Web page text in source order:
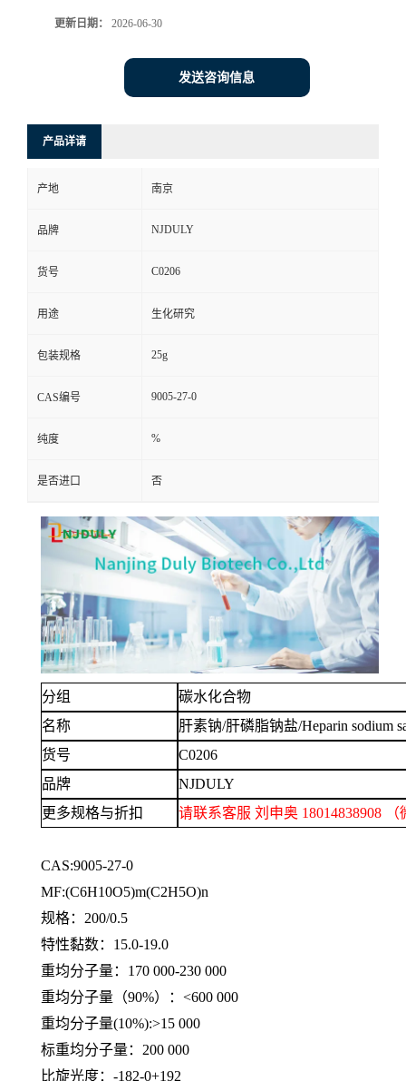
更新日期： 2026-06-30
发送咨询信息
产品详请
产地 南京
品牌 NJDULY
货号 C0206
用途 生化研究
包装规格 25g
CAS编号 9005-27-0
纯度 %
是否进口 否
分组
碳水化合物
名称
肝素钠/肝磷脂钠盐/Heparin sodium
货号
C0206
品牌
NJDULY
更多规格与折扣
请联系客服 刘申奥 18014838908
CAS:9005-27-0
MF:(C6H10O5)m(C2H5O)n
规格： 200/0.5
特性黏数： 15.0-19.0
重均分子量： 170 000-230 000
重均分子量（90%）：<600 000
重均分子量(10%):>15 000
标重均分子量： 200 000
比旋光度： -182-0+192